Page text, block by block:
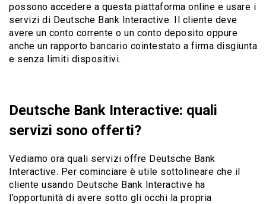
possono accedere a questa piattaforma online e usare i
servizi di Deutsche Bank Interactive. Il cliente deve
avere un conto corrente o un conto deposito oppure
anche un rapporto bancario cointestato a firma disgiunta
e senza limiti dispositivi.
Deutsche Bank Interactive: quali
servizi sono offerti?
Vediamo ora quali servizi offre Deutsche Bank
Interactive. Per cominciare è utile sottolineare che il
cliente usando Deutsche Bank Interactive ha
l’opportunità di avere sotto gli occhi la propria